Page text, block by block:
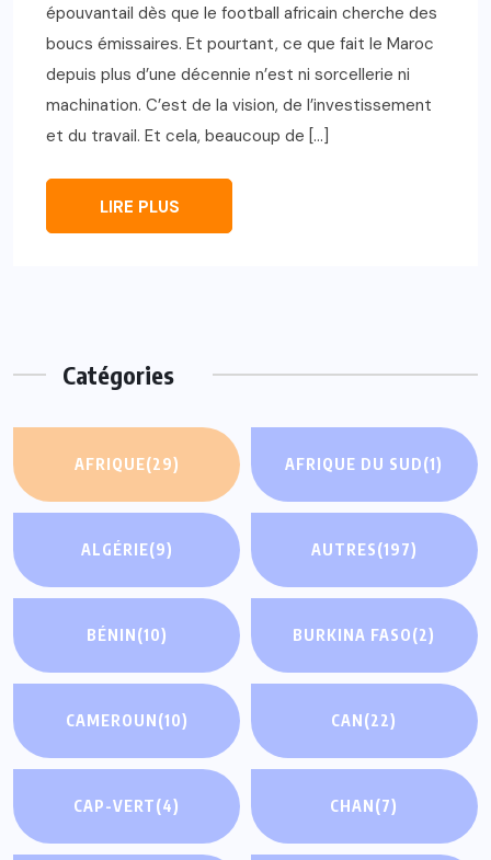
épouvantail dès que le football africain cherche des
boucs émissaires. Et pourtant, ce que fait le Maroc
depuis plus d’une décennie n’est ni sorcellerie ni
machination. C’est de la vision, de l’investissement
et du travail. Et cela, beaucoup de […]
LIRE PLUS
Catégories
AFRIQUE(29) AFRIQUE DU SUD(1)
ALGÉRIE(9) AUTRES(197)
BÉNIN(10) BURKINA FASO(2)
CAMEROUN(10) CAN(22)
CAP-VERT(4) CHAN(7)